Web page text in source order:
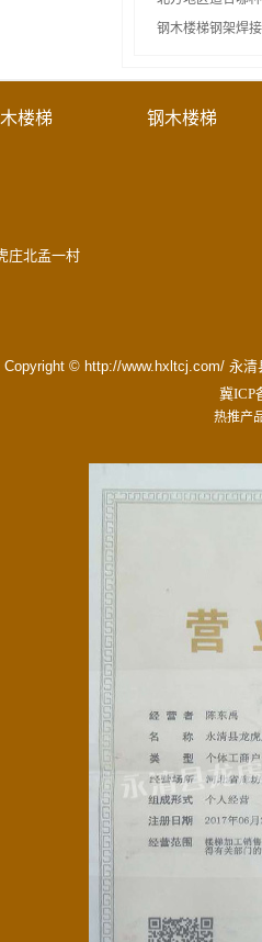
钢木楼梯钢架焊
楼梯 钢木楼梯
庄北孟一村
Copyright © http://www.hxltcj.com/ 永
冀ICP
热推产